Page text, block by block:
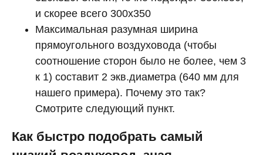
и скорее всего 300х350
Максимальная разумная ширина
прямоугольного воздуховода (чтобы
соотношение сторон было не более, чем 3
к 1) составит 2 экв.диаметра (640 мм для
нашего примера). Почему это так?
Смотрите следующий пункт.
Как быстро подобрать самый